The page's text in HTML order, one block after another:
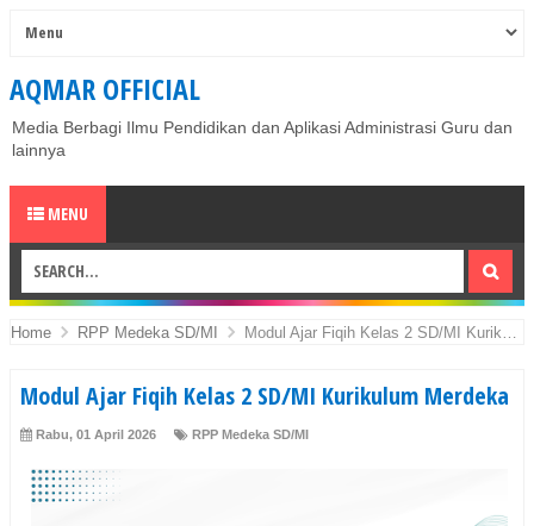
AQMAR OFFICIAL
Media Berbagi Ilmu Pendidikan dan Aplikasi Administrasi Guru dan
lainnya
MENU
Home RPP Medeka SD/MI Modul Ajar Fiqih Kelas 2 SD/MI Kurikulum Merdeka
Modul Ajar Fiqih Kelas 2 SD/MI Kurikulum Merdeka
Rabu, 01 April 2026 RPP Medeka SD/MI